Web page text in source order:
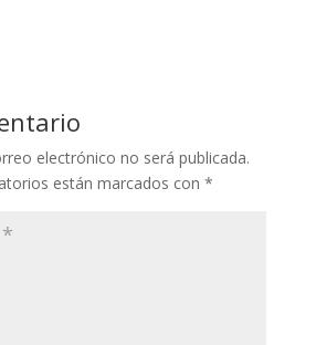
electrónico no será publicada.
están marcados con *